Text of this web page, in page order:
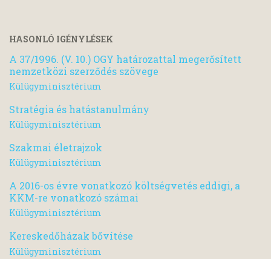
HASONLÓ IGÉNYLÉSEK
A 37/1996. (V. 10.) OGY határozattal megerősített
nemzetközi szerződés szövege
Külügyminisztérium
Stratégia és hatástanulmány
Külügyminisztérium
Szakmai életrajzok
Külügyminisztérium
A 2016-os évre vonatkozó költségvetés eddigi, a
KKM-re vonatkozó számai
Külügyminisztérium
Kereskedőházak bővítése
Külügyminisztérium